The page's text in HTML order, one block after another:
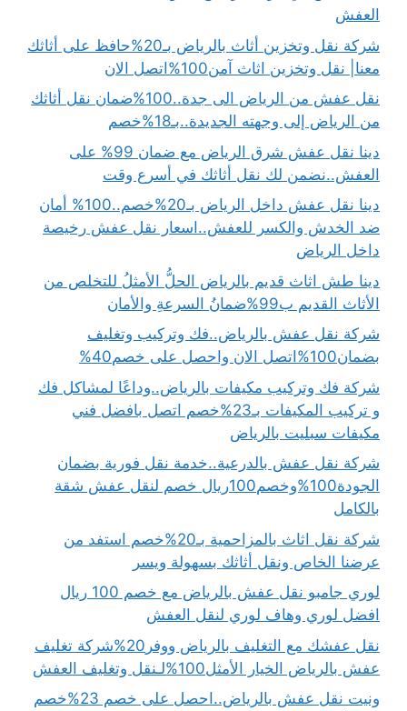
العفش
شركة نقل وتخزين أثاث بالرياض بـ20%حافظ على أثاثك
معنا| نقل وتخزين اثاث آمن100%اتصل الان
نقل عفش من الرياض الى جدة..100%ضمان نقل أثاثك
من الرياض إلى وجهته الجديدة..بـ18%خصم
دينا نقل عفش شرق الرياض مع ضمان 99% على
العفش..نضمن لك نقل أثاثك في أسرع وقت
دينا نقل عفش داخل الرياض بـ20%خصم..100% أمان
ضد الخدش والكسر للعفش..اسعار نقل عفش رخيصة
داخل الرياض
دينا طش اثاث قديم بالرياض الحلُّ الأمثلُ للتخلص من
الأثاث القديم ب99%ضمانُ السرعةِ والأمان
شركة نقل عفش بالرياض..فك وتركيب وتغليف
بضمان100%اتصل الان واحصل على خصم40%
شركة فك وتركيب مكيفات بالرياض..وداعًا لمشاكل فك
و تركيب المكيفات بـ23%خصم اتصل بافضل فني
مكيفات سبليت بالرياض
شركة نقل عفش بالدرعية..خدمة نقل فورية بضمان
الجودة100%وخصم100ريال خصم لنقل عفش شقة
بالكامل
شركة نقل اثاث بالمزاحمية بـ20%خصم استفد من
عرضنا الخاص ونقل أثاثك بسهولة ويسر
لوري جامبو نقل عفش بالرياض مع خصم 100 ريال
افضل لوري وهاف لوري لنقل العفش
نقل عفشك مع التغليف بالرياض ووفر20%شركة تغليف
عفش بالرياض الخيار الأمثل100%لـنقل وتغليف العفش
ونيت نقل عفش بالرياض..احصل على خصم 23%خصم